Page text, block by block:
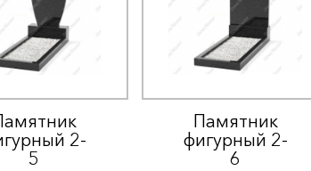
2-
5
Памятник
фигурный 2-
6